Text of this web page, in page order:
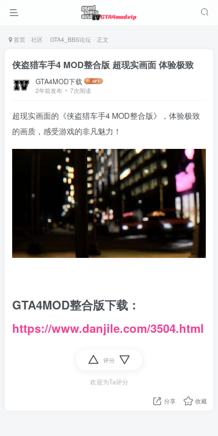
首页 社区 GTA4_BBS论坛 正文
侠盗猎车手4 MOD整合版 超现实画面 体验极致
GTA4MOD下载
2年前发布 7次阅读
超现实画面的《侠盗猎车手4 MOD整合版》，体验极致
的画质，感受游戏的非凡魅力！
GTA4MOD整合版下载：
https://www.danjile.com/3504.html
评分
欢迎为Ta评分
分享 收藏